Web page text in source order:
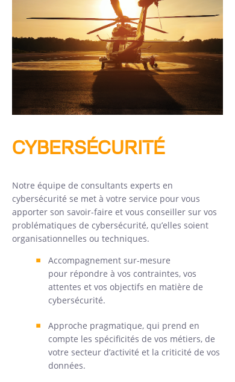
CYBERSÉCURITÉ
Notre équipe de consultants experts en
cybersécurité se met à votre service pour vous
apporter son savoir-faire et vous conseiller sur vos
problématiques de cybersécurité, qu’elles soient
organisationnelles ou techniques.
Accompagnement sur-mesure
pour répondre à vos contraintes, vos
attentes et vos objectifs en matière de
cybersécurité.
Approche pragmatique, qui prend en
compte les spécificités de vos métiers, de
votre secteur d’activité et la criticité de vos
données.